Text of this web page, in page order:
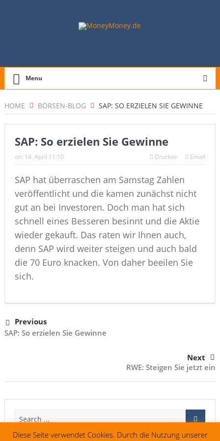
Menu
HOME BÖRSEN-BLOG SAP: SO ERZIELEN SIE GEWINNE
SAP: So erzielen Sie Gewinne
on: 14. April 11:10 Drucken Email
SAP hat überraschen am Samstag Zahlen
veröffentlicht und die kamen zunächst nicht
gut an bei Investoren. Doch man hat sich
schnell eines Besseren besinnt und die Aktie
wieder gekauft. Das raten wir Ihnen auch,
denn SAP wird weiter steigen und auch bald
die 70 Euro knacken. Von daher beeilen Sie
sich.
Previous
SAP: So erzielen Sie Gewinne
Next
RWE: Steigen Sie jetzt ein
Diese Seite verwendet Cookies. Durch die Nutzung unserer